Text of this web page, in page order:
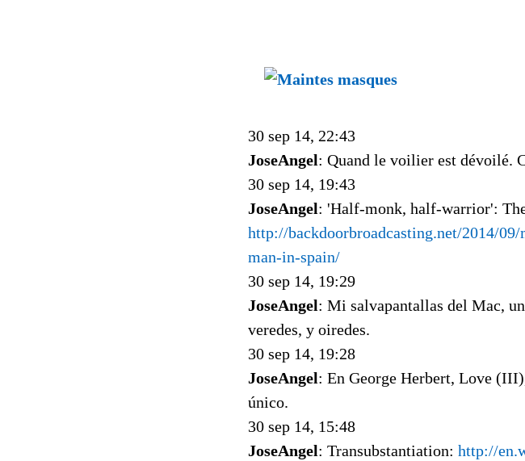
30 sep 14, 22:43
JoseAngel: Quand le voilier est dévoilé.
30 sep 14, 19:43
JoseAngel: 'Half-monk, half-warrior':
http://backdoorbroadcasting.net/2014/
man-in-spain/
30 sep 14, 19:29
JoseAngel: Mi salvapantallas del Mac,
veredes, y oiredes.
30 sep 14, 19:28
JoseAngel: En George Herbert, Love
único.
30 sep 14, 15:48
JoseAngel: Transubstantiation: http://